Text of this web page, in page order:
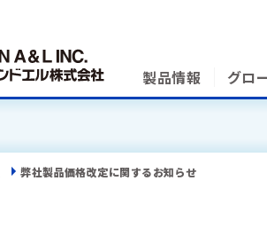
製品情報 グロ
弊社製品価格改定に関するお知らせ